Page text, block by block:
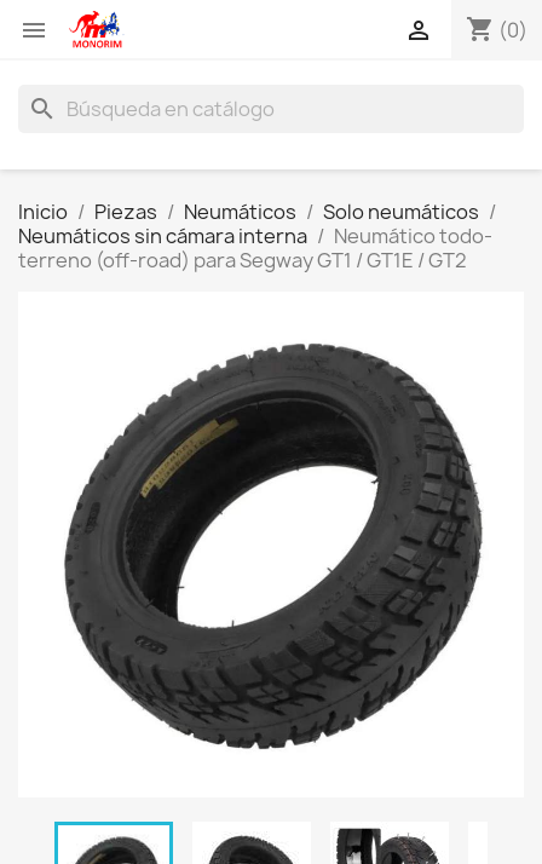
 shopping_cart (0)

search
Inicio Piezas Neumáticos
Solo neumáticos
Neumáticos sin cámara interna
Neumático todo-
terreno (off-road) para Segway GT1 / GT1E / GT2